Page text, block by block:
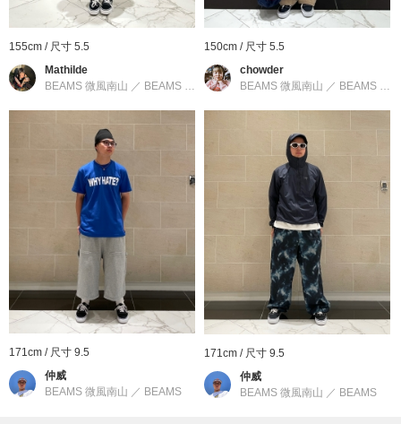
VANS的取名來自於創辦人Paul Van Doren。1966年 Paul Van
Doren、Gordon C.Lee、Serge d'Elia 等人在加州開了第一家
Authentic。長年支持各樣極限運動的老牌製造商。70年代所發表
的滑板鞋造成極大的轟動。長年受各地滑板、BMX，衝浪玩家及音
樂家所喜愛，更是於全世界享負盛名。
到店詢問時請告知店員下方的商品編號
商品編號：12-31-0854-157
商品詳細
性別 ：
分類 ： 鞋子 ＞運動鞋
155cm / 尺寸 5.5
Mathilde
BEAMS 微風南山 ／ BEAMS BOY
150cm / 尺寸 5.5
chowder
BEAMS 微風南山 ／ BEAMS BOY
171cm / 尺寸 9.5
仲威
BEAMS 微風南山 ／ BEAMS
171cm / 尺寸 9.5
仲威
BEAMS 微風南山 ／ BEAMS